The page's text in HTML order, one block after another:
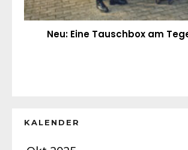
Neu: Eine Tauschbox am
KALENDER